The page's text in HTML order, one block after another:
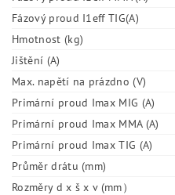
Fázový proud I1eff TIG(A)
Hmotnost (kg)
Jištění (A)
Max. napětí na prázdno (V)
Primární proud Imax MIG (A)
Primární proud Imax MMA (A)
Primární proud Imax TIG (A)
Průměr drátu (mm)
Rozměry d x š x v (mm）